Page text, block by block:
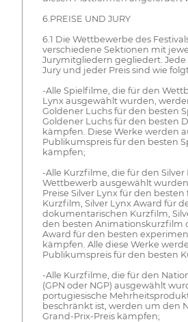
6.PREISE UND JURY
6.1 Die Wettbewerbe des
verschiedene Sektionen mit
Jurymitgliedern gegliedert. Jede
Jury und jeder Preis sind wie
-Alle Spielfilme, die für den
Lynx ausgewählt wurden,
Goldener Luchs für den besten
Goldener Luchs für den besten
kämpfen. Diese Werke werden
Publikumspreis für den besten
kämpfen;
-Alle Kurzfilme, die für den Silver
Wettbewerb ausgewählt
Preise Silver Lynx für den
Kurzfilm, Silver Lynx Award für
dokumentarischen Kurzfilm,
den besten Animationskurzfilm
Award für den besten
kämpfen. Alle diese Werke
Publikumspreis für den besten
-Alle Kurzfilme, die für den
(GPN oder NGP) ausgewählt
portugiesische
beschränkt ist, werden um den
Grand-Prix-Preis kämpfen;